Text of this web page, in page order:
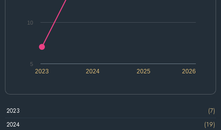
2024 2026
2023 2025
5
10
2023
(7)
2024
(19)